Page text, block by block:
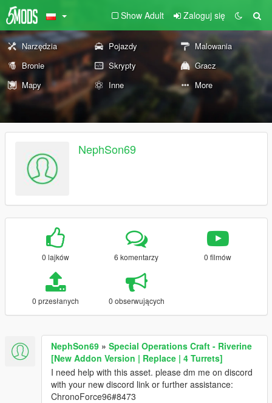
Show Adult Zaloguj się
Narzędzia Pojazdy
Malowania
Bronie
Skrypty
Gracz
Mapy
Inne More
NephSon69
0 lajków 6 komentarzy 0 filmów
0 przesłanych 0 obserwujących
NephSon69 » Special Operations Craft - Riverine
[New Addon Version | Replace | 4 Turrets]
I need help with this asset. please dm me on discord
with your new discord link or further assistance:
ChronoForce96#8473